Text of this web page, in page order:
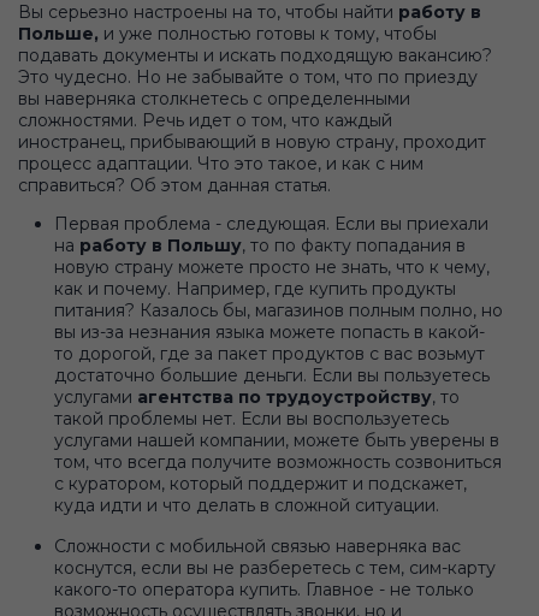
Вы серьезно настроены на то, чтобы найти работу в
Польше, и уже полностью готовы к тому, чтобы
подавать документы и искать подходящую вакансию?
Это чудесно. Но не забывайте о том, что по приезду
вы наверняка столкнетесь с определенными
сложностями. Речь идет о том, что каждый
иностранец, прибывающий в новую страну, проходит
процесс адаптации. Что это такое, и как с ним
справиться? Об этом данная статья.
Первая проблема - следующая. Если вы приехали
на работу в Польшу, то по факту попадания в
новую страну можете просто не знать, что к чему,
как и почему. Например, где купить продукты
питания? Казалось бы, магазинов полным полно, но
вы из-за незнания языка можете попасть в какой-
то дорогой, где за пакет продуктов с вас возьмут
достаточно большие деньги. Если вы пользуетесь
услугами агентства по трудоустройству, то
такой проблемы нет. Если вы воспользуетесь
услугами нашей компании, можете быть уверены в
том, что всегда получите возможность созвониться
с куратором, который поддержит и подскажет,
куда идти и что делать в сложной ситуации.
Сложности с мобильной связью наверняка вас
коснутся, если вы не разберетесь с тем, сим-карту
какого-то оператора купить. Главное - не только